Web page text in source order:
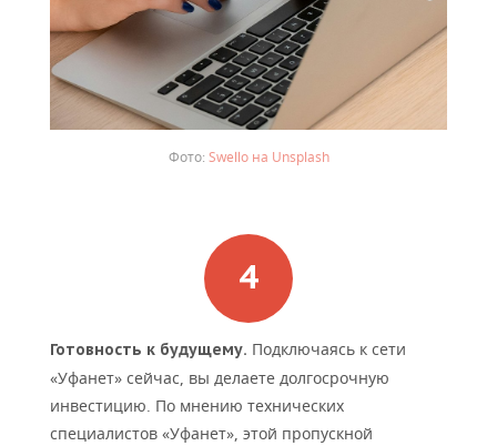
Swello на Unsplash
Готовность к будущему. Подключаясь к сети
«Уфанет» сейчас, вы делаете долгосрочную
инвестицию. По мнению технических
специалистов «Уфанет», этой пропускной